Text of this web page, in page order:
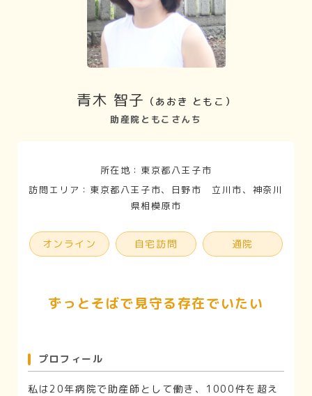
青木 智子 （あおき ともこ）
助産院ともこさんち
所在地：東京都八王子市
訪問エリア：東京都八王子市、日野市 立川市、神奈川
県相模原市
オンライン 自宅訪問 通院
ずっとそばで見守る存在でいたい
プロフィール
私は20年病院で助産師として働き、1000件を超え